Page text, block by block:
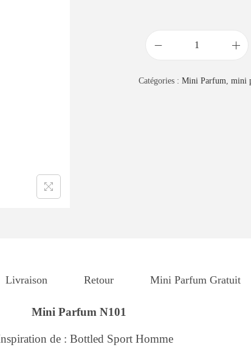
Catégories : Mini Parfum, mini
Livraison Retour Mini Parfum Gratuit
Mini Parfum N101
de : Bottled Sport Homme